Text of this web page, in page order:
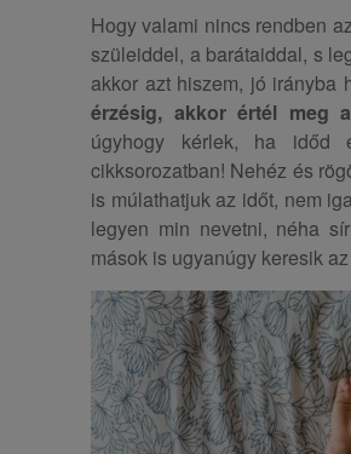
Hogy valami nincs rendben
szüleiddel, a barátaiddal, s
akkor azt hiszem, jó irányba
érzésig, akkor értél meg
úgyhogy kérlek, ha időd
cikksorozatban! Nehéz és
is múlathatjuk az időt, nem
legyen min nevetni, néha
mások is ugyanúgy keresik